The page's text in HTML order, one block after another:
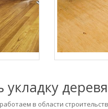
укладку
в области